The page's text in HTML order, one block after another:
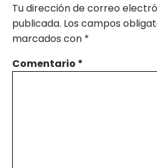
Tu dirección de correo
publicada. Los campos
marcados con *
Comentario *